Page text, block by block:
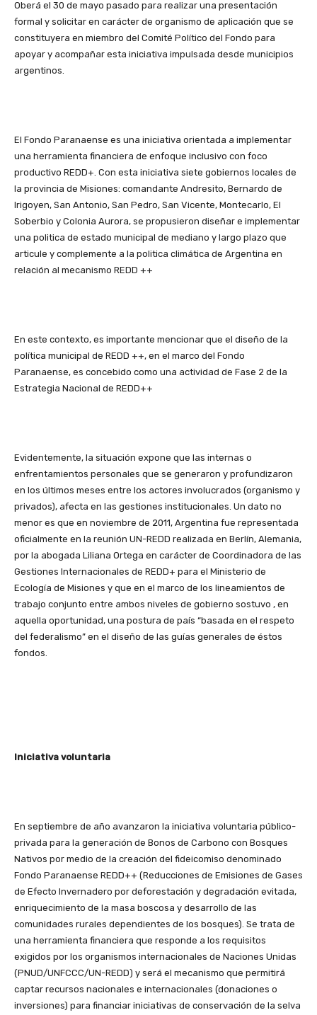
Oberá el 30 de mayo pasado para realizar una presentación
formal y solicitar en carácter de organismo de aplicación que se
constituyera en miembro del Comité Político del Fondo para
apoyar y acompañar esta iniciativa impulsada desde municipios
argentinos.
El Fondo Paranaense es una iniciativa orientada a implementar
una herramienta financiera de enfoque inclusivo con foco
productivo REDD+. Con esta iniciativa siete gobiernos locales de
la provincia de Misiones: comandante Andresito, Bernardo de
Irigoyen, San Antonio, San Pedro, San Vicente, Montecarlo, El
Soberbio y Colonia Aurora, se propusieron diseñar e implementar
una politica de estado municipal de mediano y largo plazo que
articule y complemente a la politica climática de Argentina en
relación al mecanismo REDD ++
En este contexto, es importante mencionar que el diseño de la
política municipal de REDD ++, en el marco del Fondo
Paranaense, es concebido como una actividad de Fase 2 de la
Estrategia Nacional de REDD++
Evidentemente, la situación expone que las internas o
enfrentamientos personales que se generaron y profundizaron
en los últimos meses entre los actores involucrados (organismo y
privados), afecta en las gestiones institucionales. Un dato no
menor es que en noviembre de 2011, Argentina fue representada
oficialmente en la reunión UN-REDD realizada en Berlín, Alemania,
por la abogada Liliana Ortega en carácter de Coordinadora de las
Gestiones Internacionales de REDD+ para el Ministerio de
Ecología de Misiones y que en el marco de los lineamientos de
trabajo conjunto entre ambos niveles de gobierno sostuvo , en
aquella oportunidad, una postura de país “basada en el respeto
del federalismo” en el diseño de las guías generales de éstos
fondos.
Iniciativa voluntaria
En septiembre de año avanzaron la iniciativa voluntaria público-
privada para la generación de Bonos de Carbono con Bosques
Nativos por medio de la creación del fideicomiso denominado
Fondo Paranaense REDD++ (Reducciones de Emisiones de Gases
de Efecto Invernadero por deforestación y degradación evitada,
enriquecimiento de la masa boscosa y desarrollo de las
comunidades rurales dependientes de los bosques). Se trata de
una herramienta financiera que responde a los requisitos
exigidos por los organismos internacionales de Naciones Unidas
(PNUD/UNFCCC/UN-REDD) y será el mecanismo que permitirá
captar recursos nacionales e internacionales (donaciones o
inversiones) para financiar iniciativas de conservación de la selva